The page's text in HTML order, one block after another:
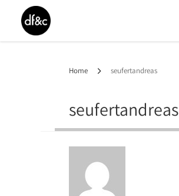
Home seufertandreas
seufertandreas